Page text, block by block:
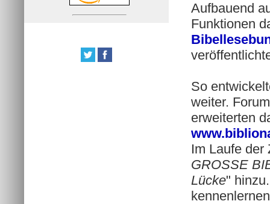
Aufbauend
Funktionen
So
weiter.
erweiterten
Im Laufe der
GROSSE
Lücke"